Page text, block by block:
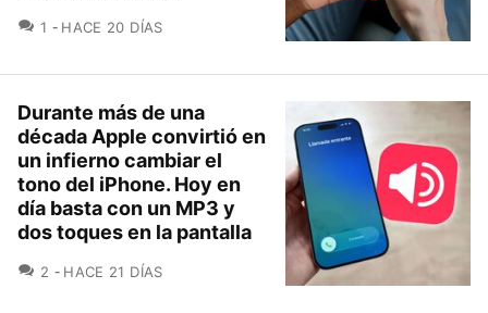
1 COMENTARIOS
HACE 20 DÍAS
Durante más de una
década Apple convirtió en
un infierno cambiar el
tono del iPhone. Hoy en
día basta con un MP3 y
dos toques en la pantalla
2 COMENTARIOS
HACE 21 DÍAS